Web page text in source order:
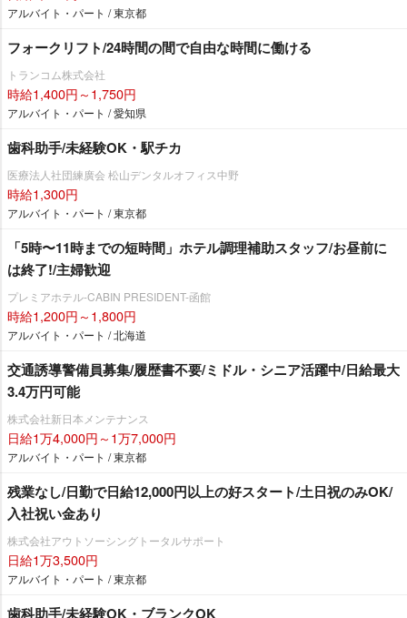
アルバイト・パート / 東京都
フォークリフト/24時間の間で自由な時間に働ける
トランコム株式会社
時給1,400円～1,750円
アルバイト・パート / 愛知県
歯科助手/未経験OK・駅チカ
医療法人社団練廣会 松山デンタルオフィス中野
時給1,300円
アルバイト・パート / 東京都
「5時〜11時までの短時間」ホテル調理補助スタッフ/お昼前に
は終了!/主婦歓迎
プレミアホテル-CABIN PRESIDENT-函館
時給1,200円～1,800円
アルバイト・パート / 北海道
交通誘導警備員募集/履歴書不要/ミドル・シニア活躍中/日給最大
3.4万円可能
株式会社新日本メンテナンス
日給1万4,000円～1万7,000円
アルバイト・パート / 東京都
残業なし/日勤で日給12,000円以上の好スタート/土日祝のみOK/
入社祝い金あり
株式会社アウトソーシングトータルサポート
日給1万3,500円
アルバイト・パート / 東京都
歯科助手/未経験OK・ブランクOK